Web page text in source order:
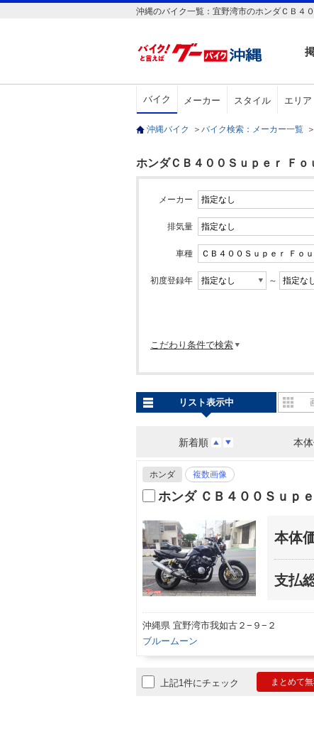
沖縄のバイク一覧：宜野湾市のホンダＣＢ４
バイク メーカー スタイル エリア
沖縄バイク ＞ バイク検索：メーカー一覧 ＞
ホンダＣＢ４００Ｓｕｐｅｒ Ｆ
メーカー
排気量
車種
初度登録年 ～
こだわり条件で検索
新着順 本
リスト表示中
ホンダ 複数画像
ホンダ ＣＢ４００Ｓｕ
本体
支払
沖縄県 宜野湾市我如古２−９−２
ブルームーン
上記1件にチェック まとめて